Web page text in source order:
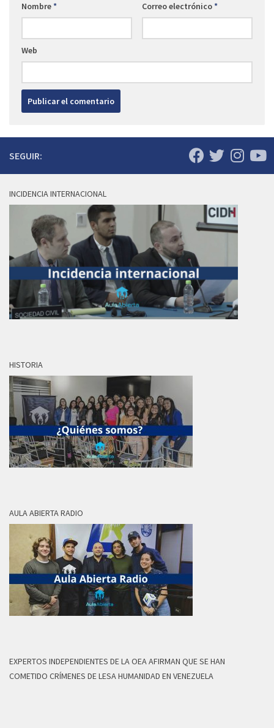
Nombre* Correo electrónico*
Web
SEGUIR:
INCIDENCIA INTERNACIONAL
HISTORIA
AULA ABIERTA RADIO
EXPERTOS INDEPENDIENTES DE LA OEA AFIRMAN QUE SE HAN
COMETIDO CRÍMENES DE LESA HUMANIDAD EN VENEZUELA